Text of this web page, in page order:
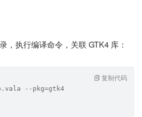
，执行编译命令，关联 GTK4 库：
--pkg=gtk4
复制代码